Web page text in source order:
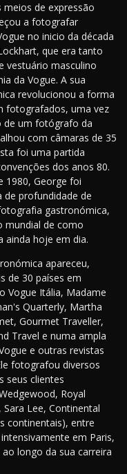
de expressão
a fotografar
no inicio da década
que era tanto
vestuário masculino
da Vogue. A sua
revolucionou a forma
fotografados, uma vez
de um fotógrafo da
com câmaras de 35
foi uma partida
dos anos 80.
1980, George foi
de profundidade de
gastronómica,
mundial de como
ainda hoje em dia.
apareceu,
de 30 países em
Vogue Itália, Madame
Quarterly, Martha
Gourmet Traveller,
Travel e numa ampla
e outras revistas
fotografou diversos
seus clientes
Royal
Lee, Continental
continentais), entre
em Paris,
longo da sua carreira